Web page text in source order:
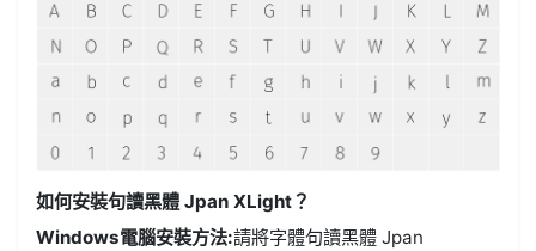
如何安裝句讀黑體 Jpan XLight？
Windows電腦安裝方法:請將字體句讀黑體 Jpan